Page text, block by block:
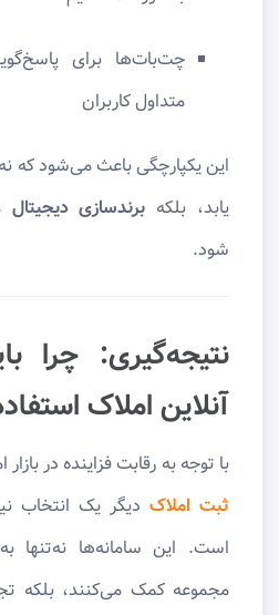
چت‌بات‌ها برای
متداول کاربران
این یکپارچگی باعث می‌شود که
یابد، بلکه برندسازی دیجیتال
شود.
نتیجه‌گیری: چرا
آنلاین املاک
با توجه به رقابت فزاینده در
ثبت املاک دیگر یک انتخاب
است. این سامانه‌ها نه‌تنها
مجموعه کمک می‌کنند، بلکه